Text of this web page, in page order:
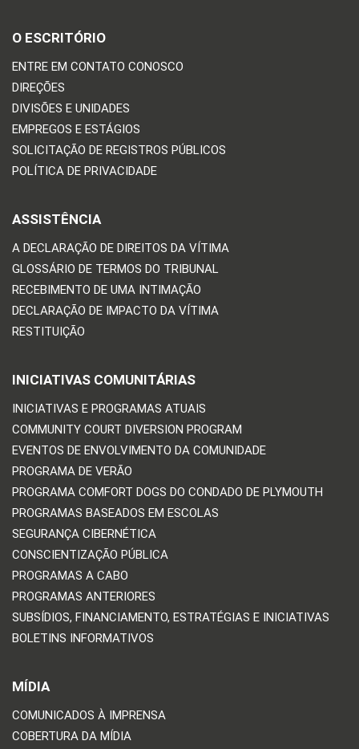
O ESCRITÓRIO
ENTRE EM CONTATO CONOSCO
DIREÇÕES
DIVISÕES E UNIDADES
EMPREGOS E ESTÁGIOS
SOLICITAÇÃO DE REGISTROS PÚBLICOS
POLÍTICA DE PRIVACIDADE
ASSISTÊNCIA
A DECLARAÇÃO DE DIREITOS DA VÍTIMA
GLOSSÁRIO DE TERMOS DO TRIBUNAL
RECEBIMENTO DE UMA INTIMAÇÃO
DECLARAÇÃO DE IMPACTO DA VÍTIMA
RESTITUIÇÃO
INICIATIVAS COMUNITÁRIAS
INICIATIVAS E PROGRAMAS ATUAIS
COMMUNITY COURT DIVERSION PROGRAM
EVENTOS DE ENVOLVIMENTO DA COMUNIDADE
PROGRAMA DE VERÃO
PROGRAMA COMFORT DOGS DO CONDADO DE PLYMOUTH
PROGRAMAS BASEADOS EM ESCOLAS
SEGURANÇA CIBERNÉTICA
CONSCIENTIZAÇÃO PÚBLICA
PROGRAMAS A CABO
PROGRAMAS ANTERIORES
SUBSÍDIOS, FINANCIAMENTO, ESTRATÉGIAS E INICIATIVAS
BOLETINS INFORMATIVOS
MÍDIA
COMUNICADOS À IMPRENSA
COBERTURA DA MÍDIA